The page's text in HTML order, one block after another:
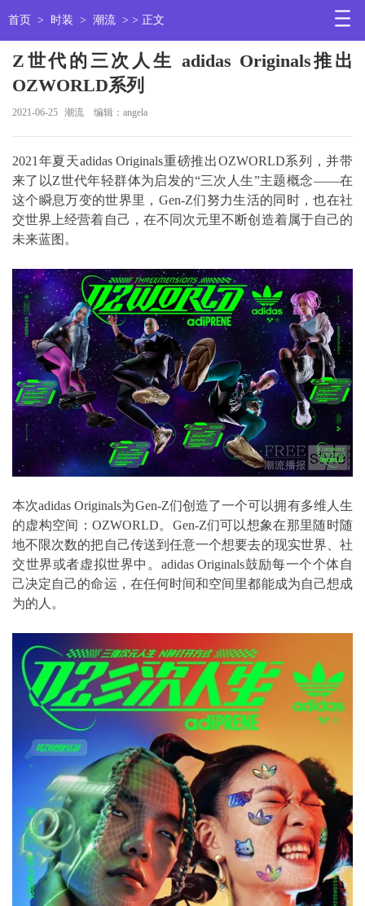
首页 > 时装 > 潮流 > > 正文
Z世代的三次人生 adidas Originals推出
OZWORLD系列
2021-06-25 潮流 编辑：angela
2021年夏天adidas Originals重磅推出OZWORLD系列，并带
来了以Z世代年轻群体为启发的“三次人生”主题概念——在
这个瞬息万变的世界里，Gen-Z们努力生活的同时，也在社
交世界上经营着自己，在不同次元里不断创造着属于自己的
未来蓝图。
本次adidas Originals为Gen-Z们创造了一个可以拥有多维人生
的虚构空间：OZWORLD。Gen-Z们可以想象在那里随时随
地不限次数的把自己传送到任意一个想要去的现实世界、社
交世界或者虚拟世界中。adidas Originals鼓励每一个个体自
己决定自己的命运，在任何时间和空间里都能成为自己想成
为的人。